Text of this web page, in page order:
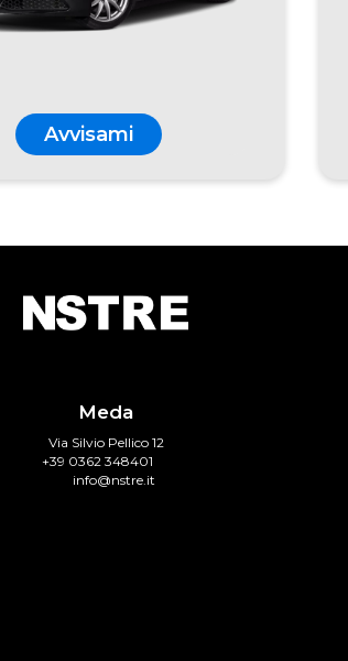
Avvisami
Meda
Via Silvio Pellico 12
+39 0362 348401
info@nstre.it